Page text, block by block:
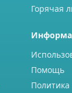
Горячая
Помощь
Политика